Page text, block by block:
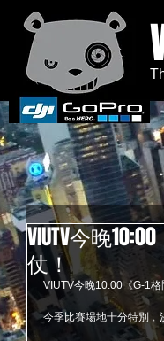
VIUTV今晚
仗！
VIUTV今晚10:00《G-1格
今季比賽場地十分特別﹐